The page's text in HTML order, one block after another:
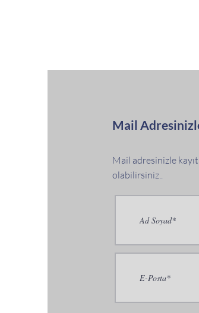
Mail
Mail adresinizle
olabilirsiniz..